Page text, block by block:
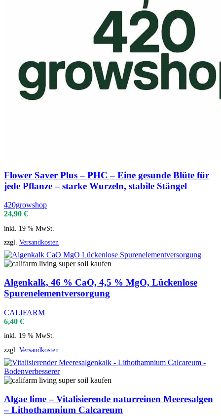
Flower Saver Plus – PHC – Eine gesunde Blüte für
jede Pflanze – starke Wurzeln, stabile Stängel
420growshop
24,90 €
inkl. 19 % MwSt.
zzgl. Versandkosten
Algenkalk, 46 % CaO, 4,5 % MgO, Lückenlose
Spurenelementversorgung
CALIFARM
6,40 €
inkl. 19 % MwSt.
zzgl. Versandkosten
Algae lime – Vitalisierende naturreinen Meeresalgen
– Lithothamnium Calcareum